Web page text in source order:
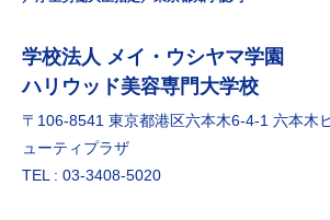
学校法⼈ メイ・ウシヤマ学園
ハリウッド美容専門大学校
〒106-8541 東京都港区六本⽊6-4-1 六本⽊
ューティプラザ
TEL : 03-3408-5020